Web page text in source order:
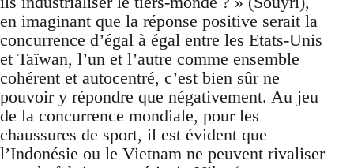
en imaginant que la réponse positive serait la
concurrence d’égal à égal entre les Etats-Unis
et Taïwan, l’un et l’autre comme ensemble
cohérent et autocentré, c’est bien sûr ne
pouvoir y répondre que négativement. Au jeu
de la concurrence mondiale, pour les
chaussures de sport, il est évident que
l’Indonésie ou le Vietnam ne peuvent rivaliser